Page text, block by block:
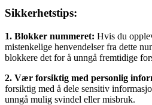
Sikkerhetstips:
1. Blokker nummeret: Hvis du
mistenkelige henvendelser fra dette
blokkere det for å unngå fremtidige
2. Vær forsiktig med personlig
forsiktig med å dele sensitiv
unngå mulig svindel eller misbruk.